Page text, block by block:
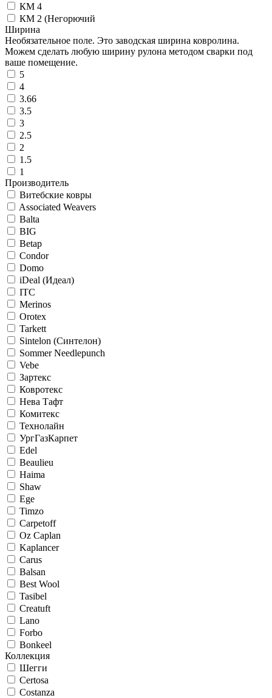
КМ 4
КМ 2 (Негорючий
Ширина
Необязательное поле. Это заводская ширина ковролина.
Можем сделать любую ширину рулона методом сварки под
ваше помещение.
5
4
3.66
3.5
3
2.5
2
1.5
1
Производитель
Витебские ковры
Associated Weavers
Balta
BIG
Betap
Condor
Domo
iDeal (Идеал)
ITC
Merinos
Orotex
Tarkett
Sintelon (Синтелон)
Sommer Needlepunch
Vebe
Зартекс
Ковротекс
Нева Тафт
Комитекс
Технолайн
УргГазКарпет
Edel
Beaulieu
Haima
Shaw
Ege
Timzo
Carpetoff
Oz Caplan
Kaplancer
Carus
Balsan
Best Wool
Tasibel
Creatuft
Lano
Forbo
Bonkeel
Коллекция
Шегги
Certosa
Costanza